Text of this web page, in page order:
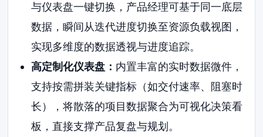
与仪表盘一键切换，产品经理可基于同一底层
数据，瞬间从迭代进度切换至资源负载视图，
实现多维度的数据透视与进度追踪。
高定制化仪表盘： 内置丰富的实时数据微件，
支持按需拼装关键指标（如交付速率、阻塞时
长），将散落的项目数据聚合为可视化决策看
板，直接支撑产品复盘与规划。